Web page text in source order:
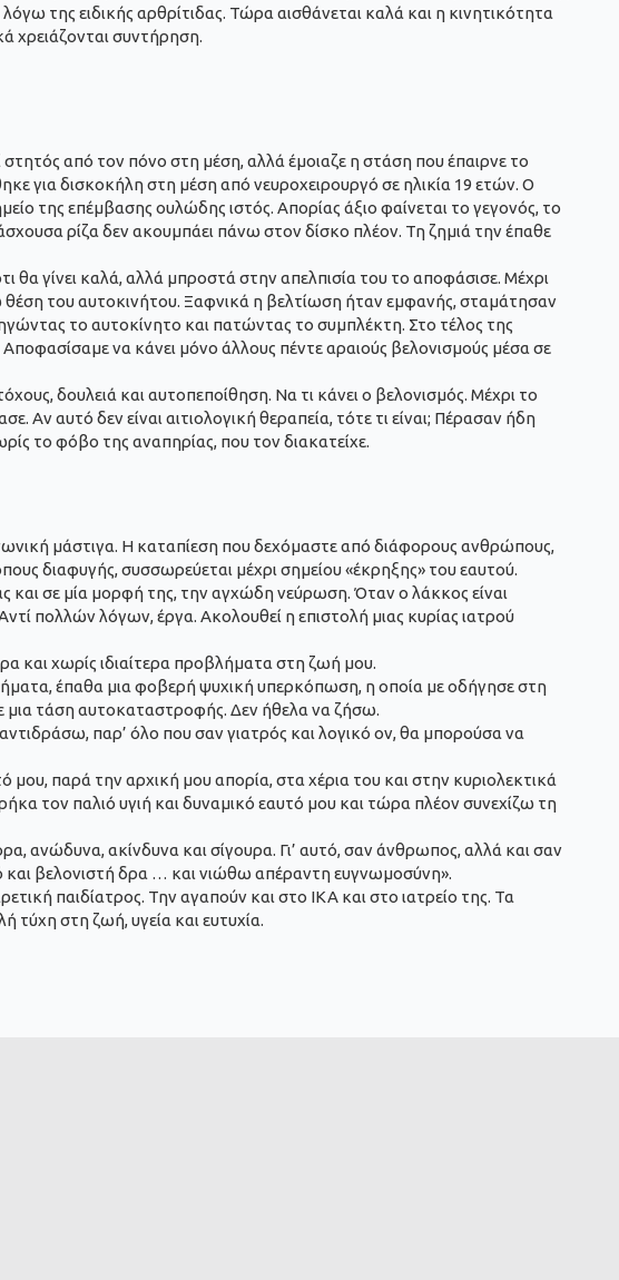
της ειδικής αρθρίτιδας. Τώρα αισθάνεται καλά και η κινητικότητα
χρειάζονται συντήρηση.
από τον πόνο στη μέση, αλλά έμοιαζε η στάση που έπαιρνε το
για δισκοκήλη στη μέση από νευροχειρουργό σε ηλικία 19 ετών. Ο
της επέμβασης ουλώδης ιστός. Απορίας άξιο φαίνεται το γεγονός, το
ρίζα δεν ακουμπάει πάνω στον δίσκο πλέον. Τη ζημιά την έπαθε
θα γίνει καλά, αλλά μπροστά στην απελπισία του το αποφάσισε. Μέχρι
του αυτοκινήτου. Ξαφνικά η βελτίωση ήταν εμφανής, σταμάτησαν
το αυτοκίνητο και πατώντας το συμπλέκτη. Στο τέλος της
να κάνει μόνο άλλους πέντε αραιούς βελονισμούς μέσα σε
δουλειά και αυτοπεποίθηση. Να τι κάνει ο βελονισμός. Μέχρι το
αυτό δεν είναι αιτιολογική θεραπεία, τότε τι είναι; Πέρασαν ήδη
το φόβο της αναπηρίας, που τον διακατείχε.
μάστιγα. Η καταπίεση που δεχόμαστε από διάφορους ανθρώπους,
διαφυγής, συσσωρεύεται μέχρι σημείου «έκρηξης» του εαυτού.
και σε μία μορφή της, την αγχώδη νεύρωση. Όταν ο λάκκος είναι
πολλών λόγων, έργα. Ακολουθεί η επιστολή μιας κυρίας ιατρού
και χωρίς ιδιαίτερα προβλήματα στη ζωή μου.
έπαθα μια φοβερή ψυχική υπερκόπωση, η οποία με οδήγησε στη
μια τάση αυτοκαταστροφής. Δεν ήθελα να ζήσω.
παρ’ όλο που σαν γιατρός και λογικό ον, θα μπορούσα να
παρά την αρχική μου απορία, στα χέρια του και στην κυριολεκτικά
τον παλιό υγιή και δυναμικό εαυτό μου και τώρα πλέον συνεχίζω τη
ανώδυνα, ακίνδυνα και σίγουρα. Γι’ αυτό, σαν άνθρωπος, αλλά και σαν
και βελονιστή δρα … και νιώθω απέραντη ευγνωμοσύνη».
παιδίατρος. Την αγαπούν και στο ΙΚΑ και στο ιατρείο της. Τα
τύχη στη ζωή, υγεία και ευτυχία.